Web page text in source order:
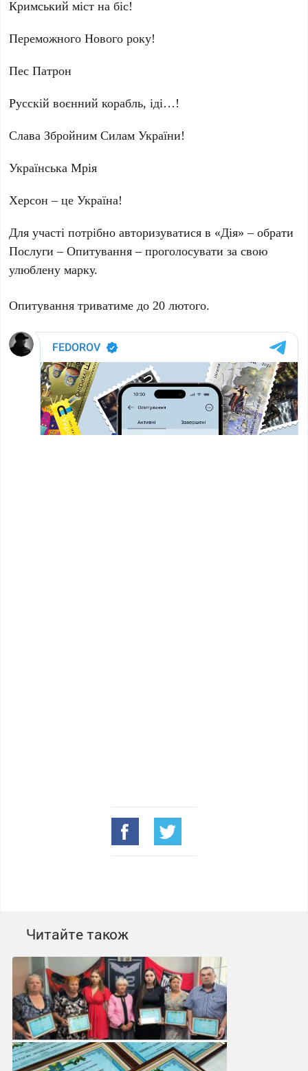
Кримський міст на біс!
Переможного Нового року!
Пес Патрон
Русскій воєнний корабль, іді…!
Слава Збройним Силам України!
Українська Мрія
Херсон – це Україна!
Для участі потрібно авторизуватися в «Дія» – обрати
Послуги – Опитування – проголосувати за свою
улюблену марку.
Опитування триватиме до 20 лютого.
Читайте також